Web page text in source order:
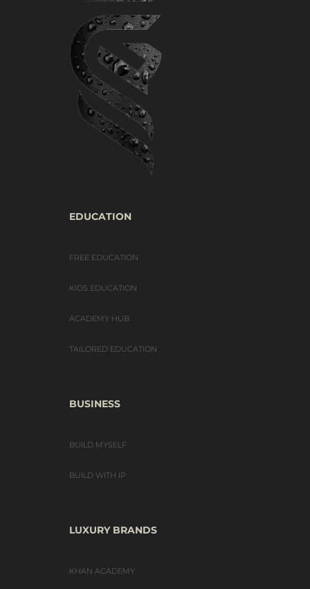
EDUCATION
FREE EDUCATION
KIDS EDUCATION
ACADEMY HUB
TAILORED EDUCATION
BUSINESS
BUILD MYSELF
BUILD WITH IP
LUXURY BRANDS
KHAN ACADEMY